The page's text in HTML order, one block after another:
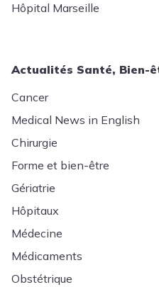
Hôpital Marseille
Actualités Santé, Bien-
Cancer
Medical News in English
Chirurgie
Forme et bien-être
Gériatrie
Hôpitaux
Médecine
Médicaments
Obstétrique